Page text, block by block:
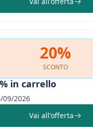
20%
SCONTO
in carrello
09/2026
Vai all'offerta